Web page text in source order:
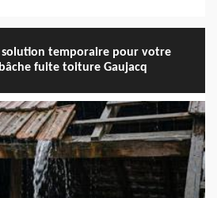
solution temporaire pour votre
fuite toiture Gaujacq